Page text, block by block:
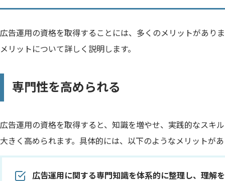
広告運用の資格を取得することには、多くのメリットがあり
メリットについて詳しく説明します。
専門性を高められる
広告運用の資格を取得すると、知識を増やせ、実践的なスキ
大きく高められます。具体的には、以下のようなメリットが
広告運用に関する専門知識を体系的に整理し、理解